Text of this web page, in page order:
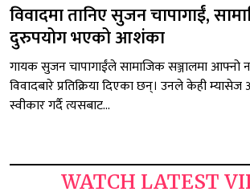
विवादमा तानिए सुजन चापागाईं,
दुरुपयोग भएको आशंका
गायक सुजन चापागाईंले सामाजिक सञ्जालमा आफ्नो
विवादबारे प्रतिक्रिया दिएका छन्। उनले केही
स्वीकार गर्दै त्यसबाट...
WATCH LATEST